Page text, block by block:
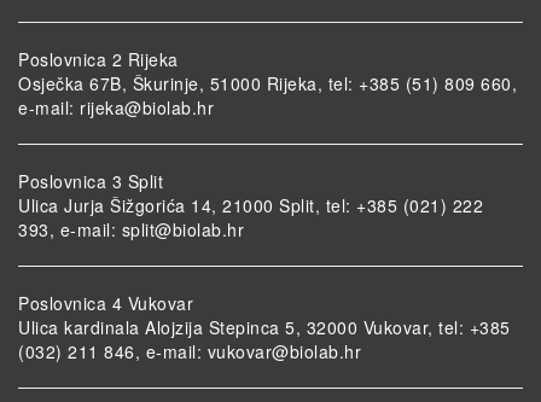
Poslovnica 2 Rijeka
Osječka 67B, Škurinje, 51000 Rijeka, tel: +385 (51) 809 660,
e-mail: rijeka@biolab.hr
Poslovnica 3 Split
Ulica Jurja Šižgorića 14, 21000 Split, tel: +385 (021) 222
393, e-mail: split@biolab.hr
Poslovnica 4 Vukovar
Ulica kardinala Alojzija Stepinca 5, 32000 Vukovar, tel: +385
(032) 211 846, e-mail: vukovar@biolab.hr